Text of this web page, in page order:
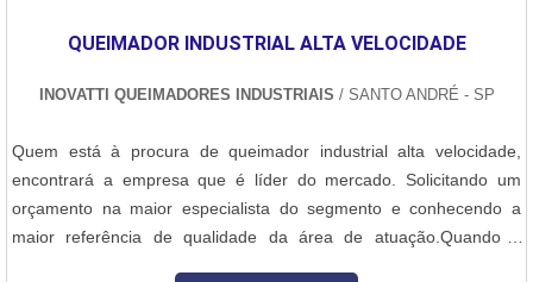
QUEIMADOR INDUSTRIAL ALTA VELOCIDADE
INOVATTI QUEIMADORES INDUSTRIAIS / SANTO ANDRÉ - SP
Quem está à procura de queimador industrial alta velocidade,
encontrará a empresa que é líder do mercado. Solicitando um
orçamento na maior especialista do segmento e conhecendo a
maior referência de qualidade da área de atuação.Quando a